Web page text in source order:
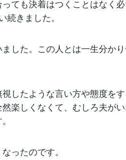
ても決着はつくことはなく
きました。
した。この人とは一生分か
したような言い方や態度を
楽しくなくて、むしろ夫が
ったのです。